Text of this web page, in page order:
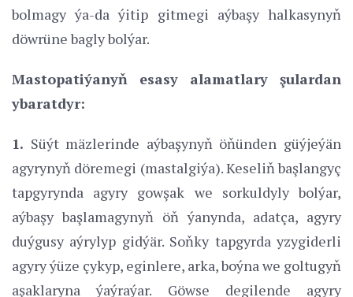
bolmagy ýa-da ýitip gitmegi aýbaşy halkasynyň
döwrüne bagly bolýar.
Mastopatiýanyň esasy alamatlary şulardan
ybaratdyr:
1. Süýt mäzlerinde aýbaşynyň öňünden güýjeýän
agyrynyň döremegi (mastalgiýa). Keseliň başlangyç
tapgyrynda agyry gowşak we sorkuldyly bolýar,
aýbaşy başlamagynyň öň ýanynda, adatça, agyry
duýgusy aýrylyp gidýär. Soňky tapgyrda yzygiderli
agyry ýüze çykyp, eginlere, arka, boýna we goltugyň
aşaklaryna ýaýraýar. Göwse degilende agyry